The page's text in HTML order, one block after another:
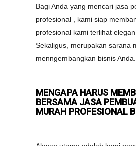
Bagi Anda yang mencari jasa
profesional , kami siap
profesional kami terlihat
Sekaligus, merupakan sarana
menngembangkan bisnis Anda.
MENGAPA HARUS
BERSAMA JASA
MURAH PROFESIONAL